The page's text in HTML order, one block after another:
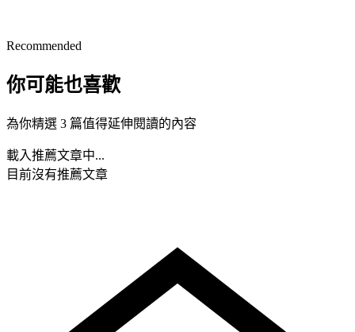
Recommended
你可能也喜歡
為你精選 3 篇值得延伸閱讀的內容
載入推薦文章中...
目前沒有推薦文章